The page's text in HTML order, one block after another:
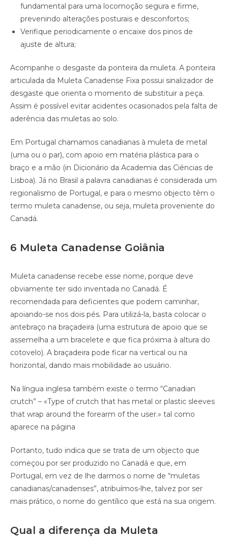
fundamental para uma locomoção segura e firme,
prevenindo alterações posturais e desconfortos;
Verifique periodicamente o encaixe dos pinos de
ajuste de altura;
Acompanhe o desgaste da ponteira da muleta. A ponteira
articulada da Muleta Canadense Fixa possui sinalizador de
desgaste que orienta o momento de substituir a peça.
Assim é possível evitar acidentes ocasionados pela falta de
aderência das muletas ao solo.
Em Portugal chamamos canadianas à muleta de metal
(uma ou o par), com apoio em matéria plástica para o
braço e a mão (in Dicionário da Academia das Ciências de
Lisboa). Já no Brasil a palavra canadianas é considerada um
regionalismo de Portugal, e para o mesmo objecto têm o
termo muleta canadense, ou seja, muleta proveniente do
Canadá.
6 Muleta Canadense Goiânia
Muleta canadense recebe esse nome, porque deve
obviamente ter sido inventada no Canadá. É
recomendada para deficientes que podem caminhar,
apoiando-se nos dois pés. Para utilizá-la, basta colocar o
antebraço na braçadeira (uma estrutura de apoio que se
assemelha a um bracelete e que fica próxima à altura do
cotovelo). A braçadeira pode ficar na vertical ou na
horizontal, dando mais mobilidade ao usuário.
Na língua inglesa também existe o termo “Canadian
crutch” – «Type of crutch that has metal or plastic sleeves
that wrap around the forearm of the user.» tal como
aparece na página
Portanto, tudo indica que se trata de um objecto que
começou por ser produzido no Canadá e que, em
Portugal, em vez de lhe darmos o nome de “muletas
canadianas/canadenses”, atribuímos-lhe, talvez por ser
mais prático, o nome do gentílico que está na sua origem.
Qual a diferença da Muleta